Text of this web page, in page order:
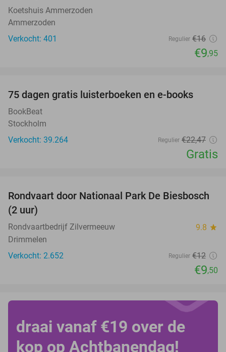
Koetshuis Ammerzoden
Ammerzoden
Verkocht: 401
Regulier €16
€9,95
75 dagen gratis luisterboeken en e-books
BookBeat
Stockholm
Verkocht: 39.264
Regulier €22,47
Gratis
21%
Rondvaart door Nationaal Park De Biesbosch
(2 uur)
Rondvaartbedrijf Zilvermeeuw 9.8 star
Drimmelen
Verkocht: 2.652
Regulier €12
€9,50
draai vanaf €19 over de
kop op Achtbanendag!